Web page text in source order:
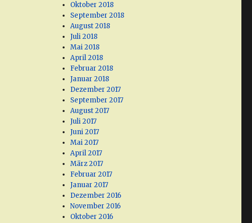
Oktober 2018
September 2018
August 2018
Juli 2018
Mai 2018
April 2018
Februar 2018
Januar 2018
Dezember 2017
September 2017
August 2017
Juli 2017
Juni 2017
Mai 2017
April 2017
März 2017
Februar 2017
Januar 2017
Dezember 2016
November 2016
Oktober 2016